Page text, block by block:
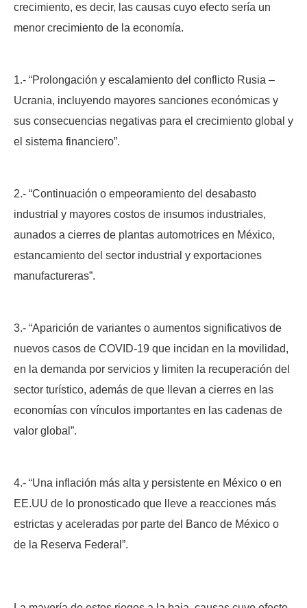
crecimiento, es decir, las causas cuyo efecto sería un
menor crecimiento de la economía.
1.- “Prolongación y escalamiento del conflicto Rusia –
Ucrania, incluyendo mayores sanciones económicas y
sus consecuencias negativas para el crecimiento global y
el sistema financiero”.
2.- “Continuación o empeoramiento del desabasto
industrial y mayores costos de insumos industriales,
aunados a cierres de plantas automotrices en México,
estancamiento del sector industrial y exportaciones
manufactureras”.
3.- “Aparición de variantes o aumentos significativos de
nuevos casos de COVID-19 que incidan en la movilidad,
en la demanda por servicios y limiten la recuperación del
sector turístico, además de que llevan a cierres en las
economías con vínculos importantes en las cadenas de
valor global”.
4.- “Una inflación más alta y persistente en México o en
EE.UU de lo pronosticado que lleve a reacciones más
estrictas y aceleradas por parte del Banco de México o
de la Reserva Federal”.